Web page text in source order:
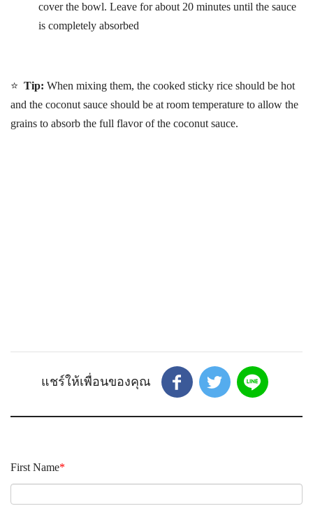
cover the bowl. Leave for about 20 minutes until the sauce
is completely absorbed
⭐ Tip: When mixing them, the cooked sticky rice should be hot
and the coconut sauce should be at room temperature to allow the
grains to absorb the full flavor of the coconut sauce.
First Name*